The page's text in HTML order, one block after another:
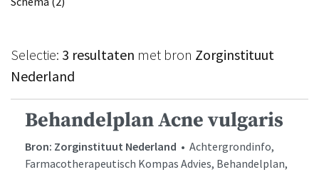
Selectie: 3 resultaten met bron Zorginstituut
Nederland
Behandelplan Acne vulgaris
Bron: Zorginstituut Nederland • Achtergrondinfo,
Farmacotherapeutisch Kompas Advies, Behandelplan,